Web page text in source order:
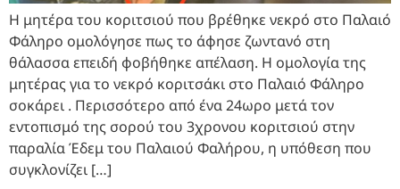
Η μητέρα του κοριτσιού που βρέθηκε νεκρό στο Παλαιό
Φάληρο ομολόγησε πως το άφησε ζωντανό στη
θάλασσα επειδή φοβήθηκε απέλαση. Η ομολογία της
μητέρας για το νεκρό κοριτσάκι στο Παλαιό Φάληρο
σοκάρει . Περισσότερο από ένα 24ωρο μετά τον
εντοπισμό της σορού του 3χρονου κοριτσιού στην
παραλία Έδεμ του Παλαιού Φαλήρου, η υπόθεση που
συγκλονίζει […]